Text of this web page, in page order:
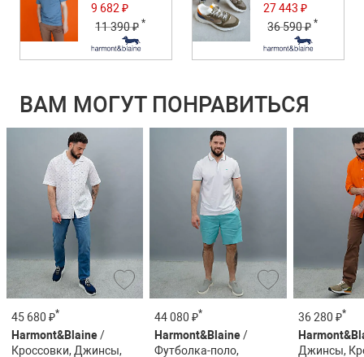
9 682 ₽
11 390 ₽ *
27 443 ₽
36 590 ₽ *
ВАМ МОГУТ ПОНРАВИТЬСЯ
45 680 ₽*
Harmont&Blaine/
Кроссовки, Джинсы,
44 080 ₽*
Harmont&Blaine/
Футболка-поло,
36 280 ₽*
Джинсы,